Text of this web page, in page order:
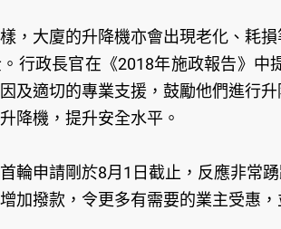
，大廈的升降機亦會出現老化、耗
行政長官在《2018年施政報告》
及適切的專業支援，鼓勵他們進行
降機，提升安全水平。
輪申請剛於8月1日截止，反應非常
加撥款，令更多有需要的業主受惠，